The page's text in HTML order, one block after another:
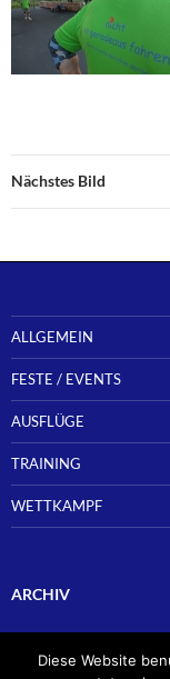
Nächstes Bild
ALLGEMEIN
FESTE / EVENTS
AUSFLÜGE
TRAINING
WETTKAMPF
ARCHIV
Diese Website